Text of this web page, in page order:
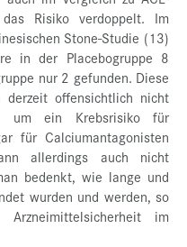
Risiko verdoppelt. Im
Stone-Studie (13)
in der Placebogruppe 8
nur 2 gefunden. Diese
derzeit offensichtlich nicht
um ein Krebsrisiko für
für Calciumantagonisten
allerdings auch nicht
bedenkt, wie lange und
wurden und werden, so
im